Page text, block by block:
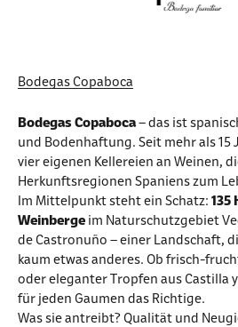
Bodegas Copaboca
Bodegas Copaboca– das ist
und Bodenhaftung. Seit mehr als 15
vier eigenen Kellereien an Weinen,
Herkunftsregionen Spaniens zum
Im Mittelpunkt steht ein Schatz: 135
Weinberge im Naturschutzgebiet
de Castronuño – einer Landschaft,
kaum etwas anderes. Ob frisch-
oder eleganter Tropfen aus Castilla
für jeden Gaumen das Richtige.
Was sie antreibt? Qualität und